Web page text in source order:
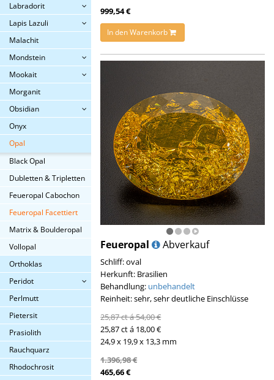
Labradorit
Lapis Lazuli
Malachit
Mondstein
Mookait
Morganit
Obsidian
Onyx
Opal
Black Opal
Dubletten & Tripletten
Feueropal Cabochon
Feueropal Facettiert
Matrix & Boulderopal
Vollopal
Orthoklas
Peridot
Perlmutt
Pietersit
Prasiolith
Rauchquarz
Rhodochrosit
999,54 €
In den Warenkorb
Feueropal Abverkauf
Schliff: oval
Herkunft: Brasilien
Behandlung: unbehandelt
Reinheit: sehr, sehr deutliche Einschlüsse
25,87 ct á 54,00 €
25,87 ct á 18,00 €
24,9 x 19,9 x 13,3 mm
1.396,98 €
465,66 €